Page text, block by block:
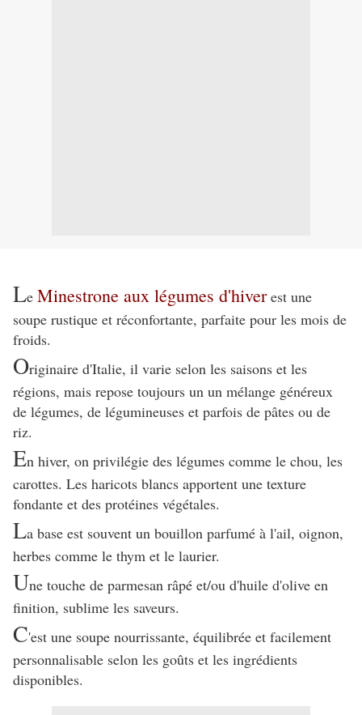
Le Minestrone aux légumes d'hiverest une
soupe rustique et réconfortante, parfaite pour les mois de
froids.
Originaire d'Italie, il varie selon les saisons et les
régions, mais repose toujours un un mélange généreux
de légumes, de légumineuses et parfois de pâtes ou de
riz.
En hiver, on privilégie des légumes comme le chou, les
carottes. Les haricots blancs apportent une texture
fondante et des protéines végétales.
La base est souvent un bouillon parfumé à l'ail, oignon,
herbes comme le thym et le laurier.
Une touche de parmesan râpé et/ou d'huile d'olive en
finition, sublime les saveurs.
C'est une soupe nourrissante, équilibrée et facilement
personnalisable selon les goûts et les ingrédients
disponibles.